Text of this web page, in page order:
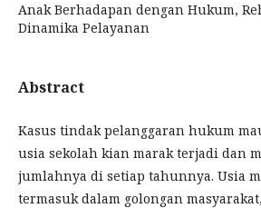
Anak Berhadapan dengan Hukum,
Dinamika Pelayanan
Abstract
Kasus tindak pelanggaran hukum
usia sekolah kian marak terjadi dan
jumlahnya di setiap tahunnya. Usia
termasuk dalam golongan